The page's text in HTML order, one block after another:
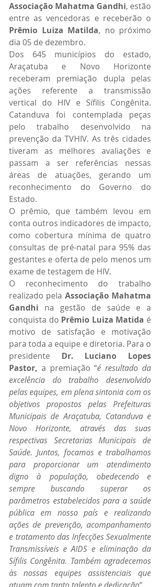
Associação Mahatma Gandhi, estão
entre as vencedoras e receberão o
Prêmio Luiza Matilda, no próximo
dia 05 de dezembro.
Dos 645 municípios do estado,
Araçatuba e Novo Horizonte
receberam premiação dupla pelas
ações referente a transmissão
vertical do HIV e Sífilis Congênita.
Catanduva foi contemplada peças
pelo trabalho desenvolvido na
prevenção da TVHIV. As três cidades
tiveram as melhores avaliações e
passam a ser referências nessas
áreas de atuações, gerando um
reconhecimento do Governo do
Estado.
O prêmio, que também levou em
conta outros indicadores de impacto,
como cobertura mínima de quatro
consultas de pré-natal para 95% das
gestantes e oferta de pelo menos um
exame de testagem de HIV.
O reconhecimento do trabalho
realizado pela Associação Mahatma
Gandhi na gestão de saúde e a
conquista do Prêmio Luiza Matida é
motivo de satisfação e motivação
para toda a equipe e diretoria. Para o
presidente Dr. Luciano Lopes
Pastor, a premiação “é resultado da
excelência do trabalho desenvolvido
pelas equipes, em plena sintonia com os
objetivos propostos pelas Prefeituras
Municipais de Araçatuba, Catanduva e
Novo Horizonte, através das suas
respectivas Secretarias Municipais de
Saúde. Juntos, focamos e trabalhamos
para proporcionar um atendimento
digno à população, obedecendo e
sempre buscando superar os
parâmetros estabelecidos para a saúde
pública em nosso país e realizando
ações de prevenção, acompanhamento
e tratamento das Infecções Sexualmente
Transmissíveis e AIDS e eliminação da
Sífilis Congênita. Também agradecemos
às nossas equipes assistenciais que